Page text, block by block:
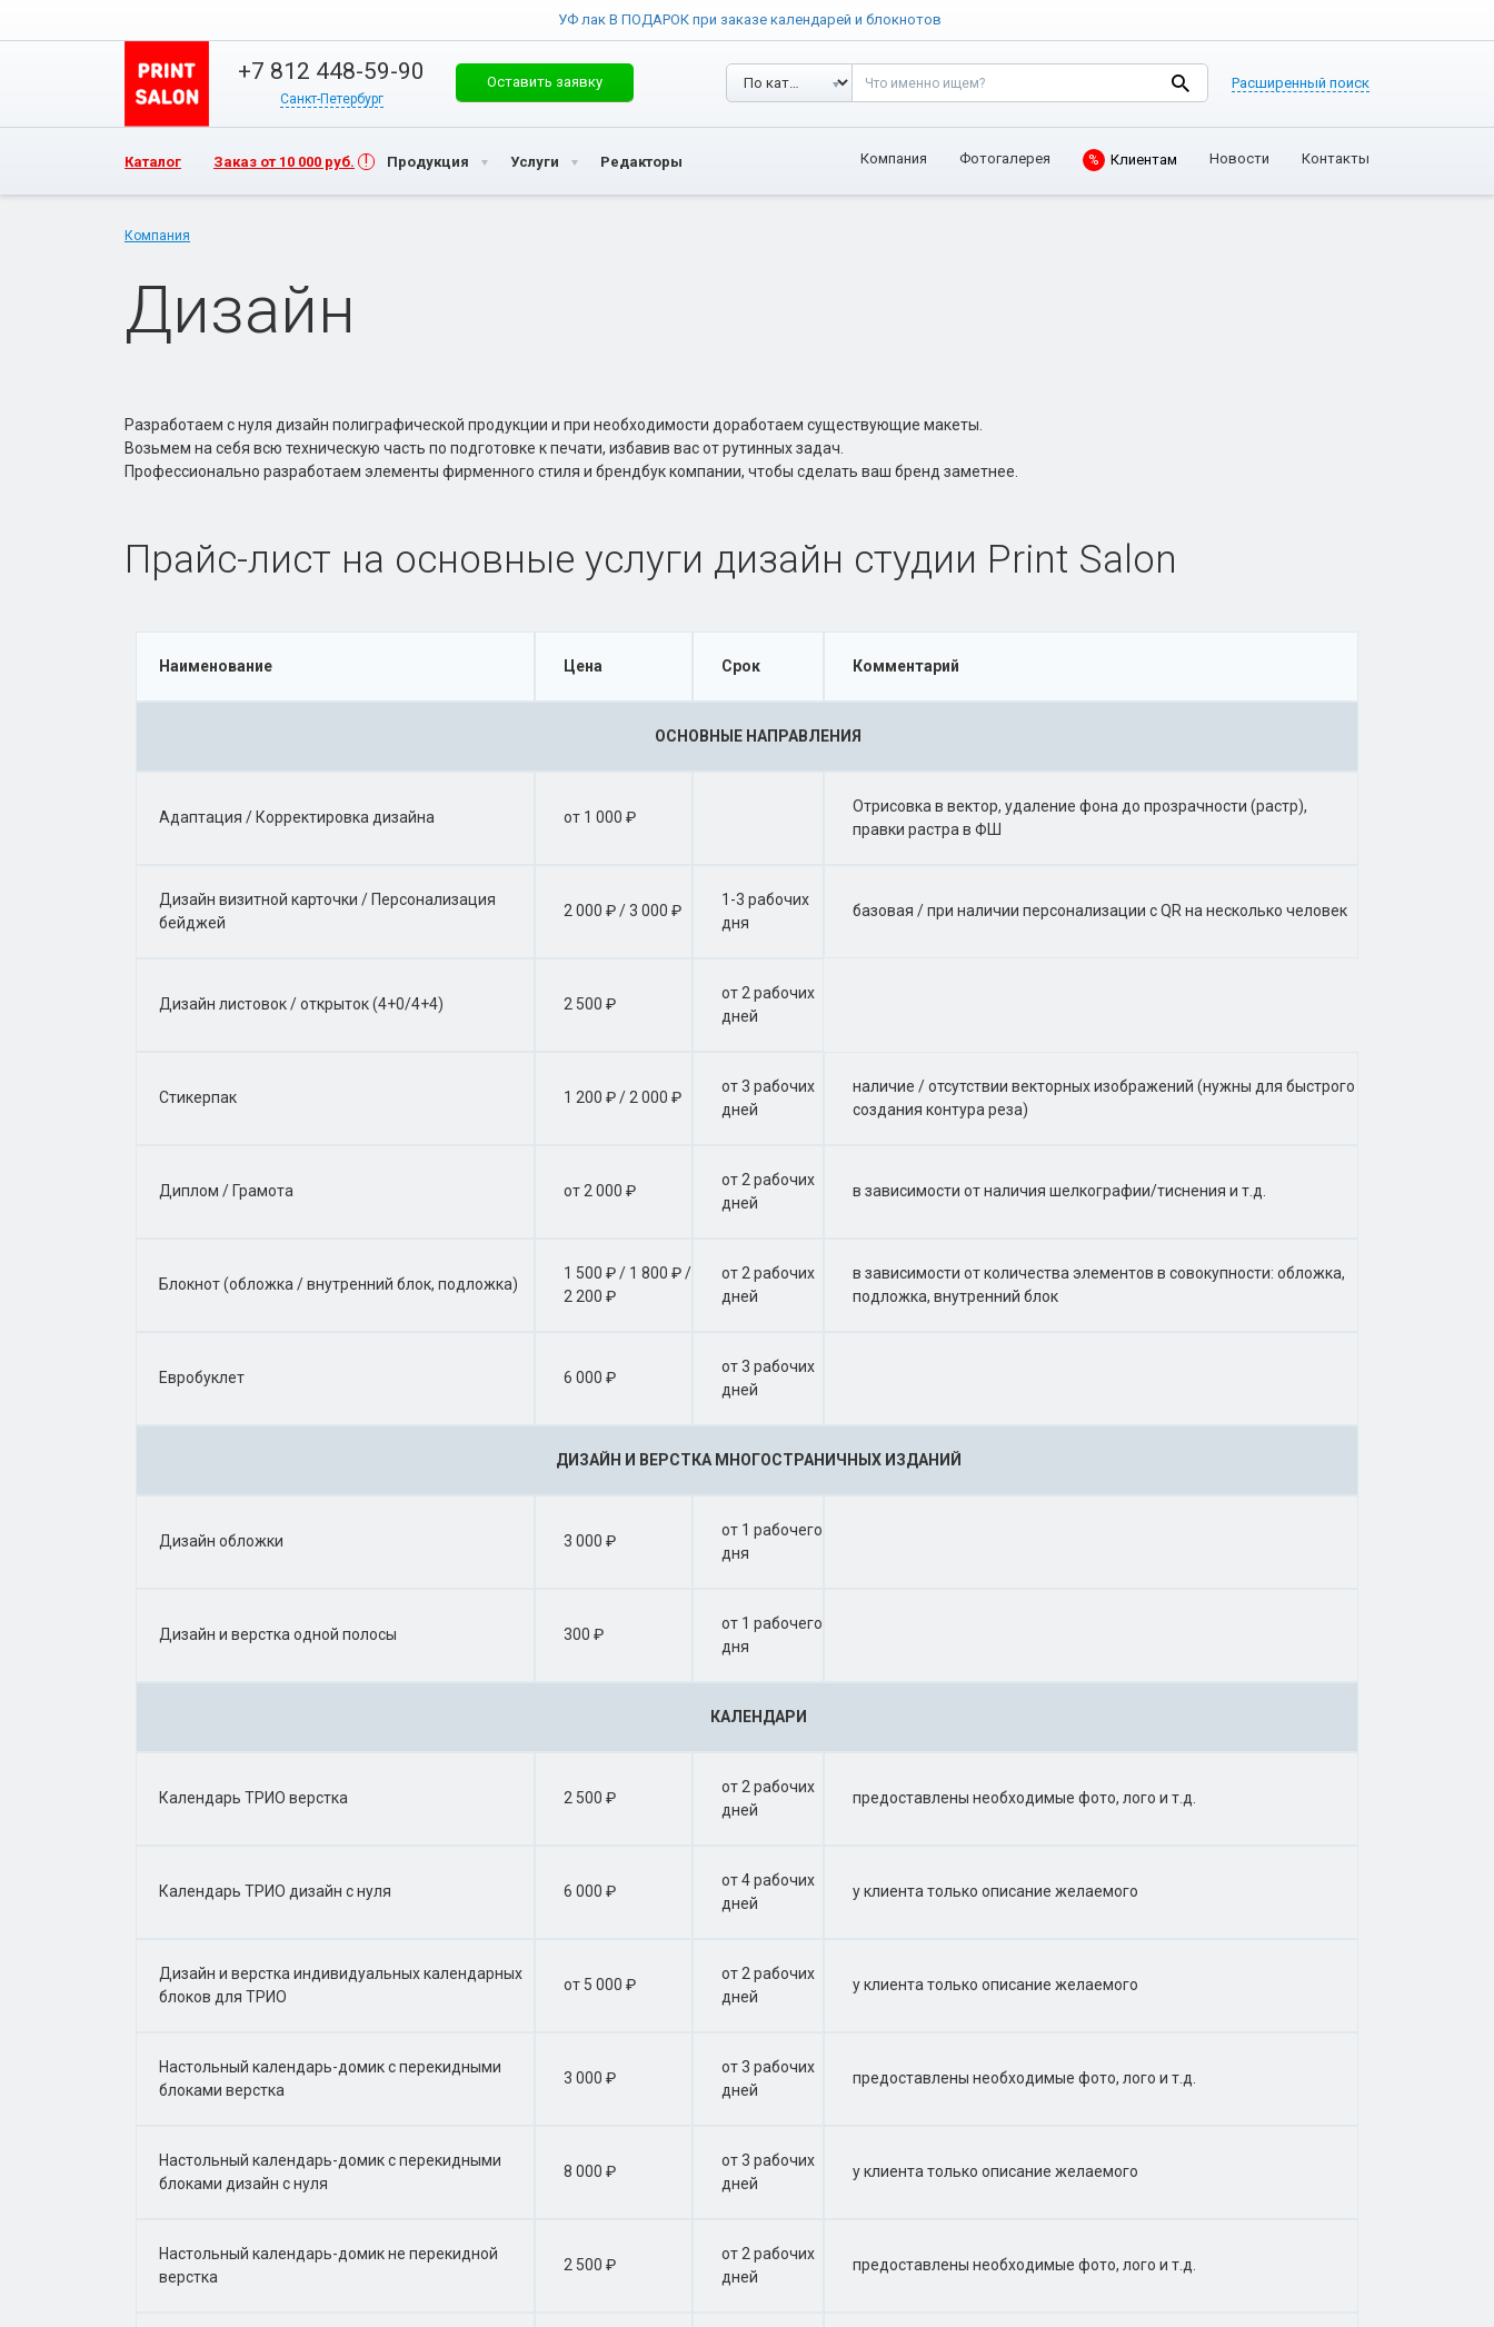
УФ лак В ПОДАРОК при заказе календарей и блокнотов
+7 812 448-59-90
Санкт-Петербург
Оставить заявку Расширенный поиск
Каталог Заказ от 10 000 руб. Продукция Услуги Редакторы Компания Фотогалерея % Клиентам Новости Контакты
Компания
Дизайн
Разработаем с нуля дизайн полиграфической продукции и при необходимости доработаем существующие макеты.
Возьмем на себя всю техническую часть по подготовке к печати, избавив вас от рутинных задач.
Профессионально разработаем элементы фирменного стиля и брендбук компании, чтобы сделать ваш бренд заметнее.
Прайс-лист на основные услуги дизайн студии Print Salon
Наименование Цена Срок Комментарий
ОСНОВНЫЕ НАПРАВЛЕНИЯ
Адаптация / Корректировка дизайна от 1 000 ₽
Отрисовка в вектор, удаление фона до прозрачности (растр),
правки растра в ФШ
Дизайн визитной карточки / Персонализация
бейджей
2 000 ₽ / 3 000 ₽
1-3 рабочих
дня
базовая / при наличии персонализации с QR на несколько человек
Дизайн листовок / открыток (4+0/4+4) 2 500 ₽
от 2 рабочих
дней
Стикерпак 1 200 ₽ / 2 000 ₽
от 3 рабочих
дней
наличие / отсутствии векторных изображений (нужны для быстрого
создания контура реза)
Диплом / Грамота от 2 000 ₽
от 2 рабочих
дней
в зависимости от наличия шелкографии/тиснения и т.д.
Блокнот (обложка / внутренний блок, подложка)
1 500 ₽ / 1 800 ₽ /
2 200 ₽
от 2 рабочих
дней
в зависимости от количества элементов в совокупности: обложка,
подложка, внутренний блок
Евробуклет 6 000 ₽
от 3 рабочих
дней
ДИЗАЙН И ВЕРСТКА МНОГОСТРАНИЧНЫХ ИЗДАНИЙ
Дизайн обложки 3 000 ₽
от 1 рабочего
дня
Дизайн и верстка одной полосы 300 ₽
от 1 рабочего
дня
КАЛЕНДАРИ
Календарь ТРИО верстка 2 500 ₽
от 2 рабочих
дней
предоставлены необходимые фото, лого и т.д.
Календарь ТРИО дизайн с нуля 6 000 ₽
от 4 рабочих
дней
у клиента только описание желаемого
Дизайн и верстка индивидуальных календарных
блоков для ТРИО
от 5 000 ₽
от 2 рабочих
дней
у клиента только описание желаемого
Настольный календарь-домик с перекидными
блоками верстка
3 000 ₽
от 3 рабочих
дней
предоставлены необходимые фото, лого и т.д.
Настольный календарь-домик с перекидными
блоками дизайн с нуля
8 000 ₽
от 3 рабочих
дней
у клиента только описание желаемого
Настольный календарь-домик не перекидной
верстка
2 500 ₽
от 2 рабочих
дней
предоставлены необходимые фото, лого и т.д.